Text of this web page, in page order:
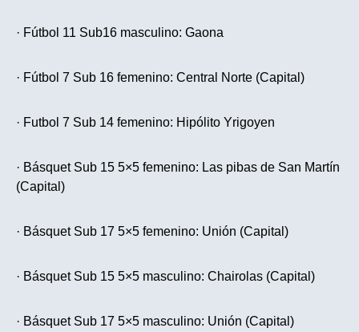
· Fútbol 11 Sub16 masculino: Gaona
· Fútbol 7 Sub 16 femenino: Central Norte (Capital)
· Futbol 7 Sub 14 femenino: Hipólito Yrigoyen
· Básquet Sub 15 5×5 femenino: Las pibas de San Martín
(Capital)
· Básquet Sub 17 5×5 femenino: Unión (Capital)
· Básquet Sub 15 5×5 masculino: Chairolas (Capital)
· Básquet Sub 17 5×5 masculino: Unión (Capital)